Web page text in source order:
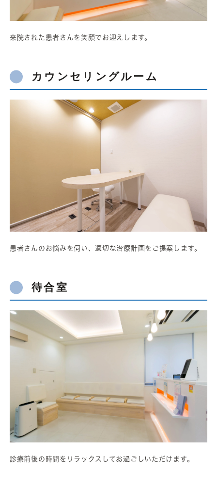
来院された患者さんを笑顔でお迎えします。
カウンセリングルーム
患者さんのお悩みを伺い、適切な治療計画をご提案します。
待合室
診療前後の時間をリラックスしてお過ごしいただけます。